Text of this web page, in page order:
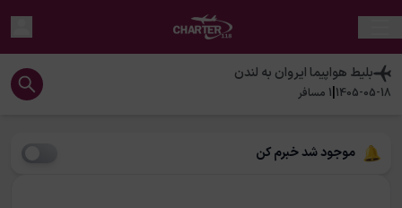
بلیط هواپیماایروان به لندن
1405-05-18
|
1 مسافر
موجود شد خبرم کن